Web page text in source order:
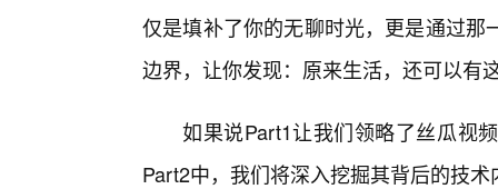
仅是填补了你的无聊时光，更是通过
边界，让你发现：原来生活，还可以有
如果说Part1让我们领略了丝瓜视
Part2中，我们将深入挖掘其背后的技